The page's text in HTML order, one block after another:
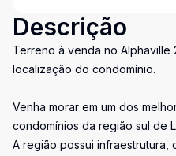
Descrição
Terreno à venda no Alphaville
localização do condomínio.
Venha morar em um dos
condomínios da região sul de
A região possui